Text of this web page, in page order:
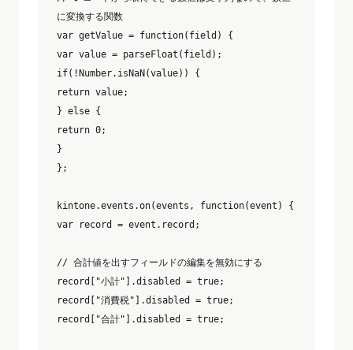
に変換する関数
var getValue = function(field) {
var value = parseFloat(field);
if(!Number.isNaN(value)) {
return value;
} else {
return 0;
}
};
kintone.events.on(events, function(event) {
var record = event.record;
// 合計値を出すフィールドの編集を無効にする
record["小計"].disabled = true;
record["消費税"].disabled = true;
record["合計"].disabled = true;